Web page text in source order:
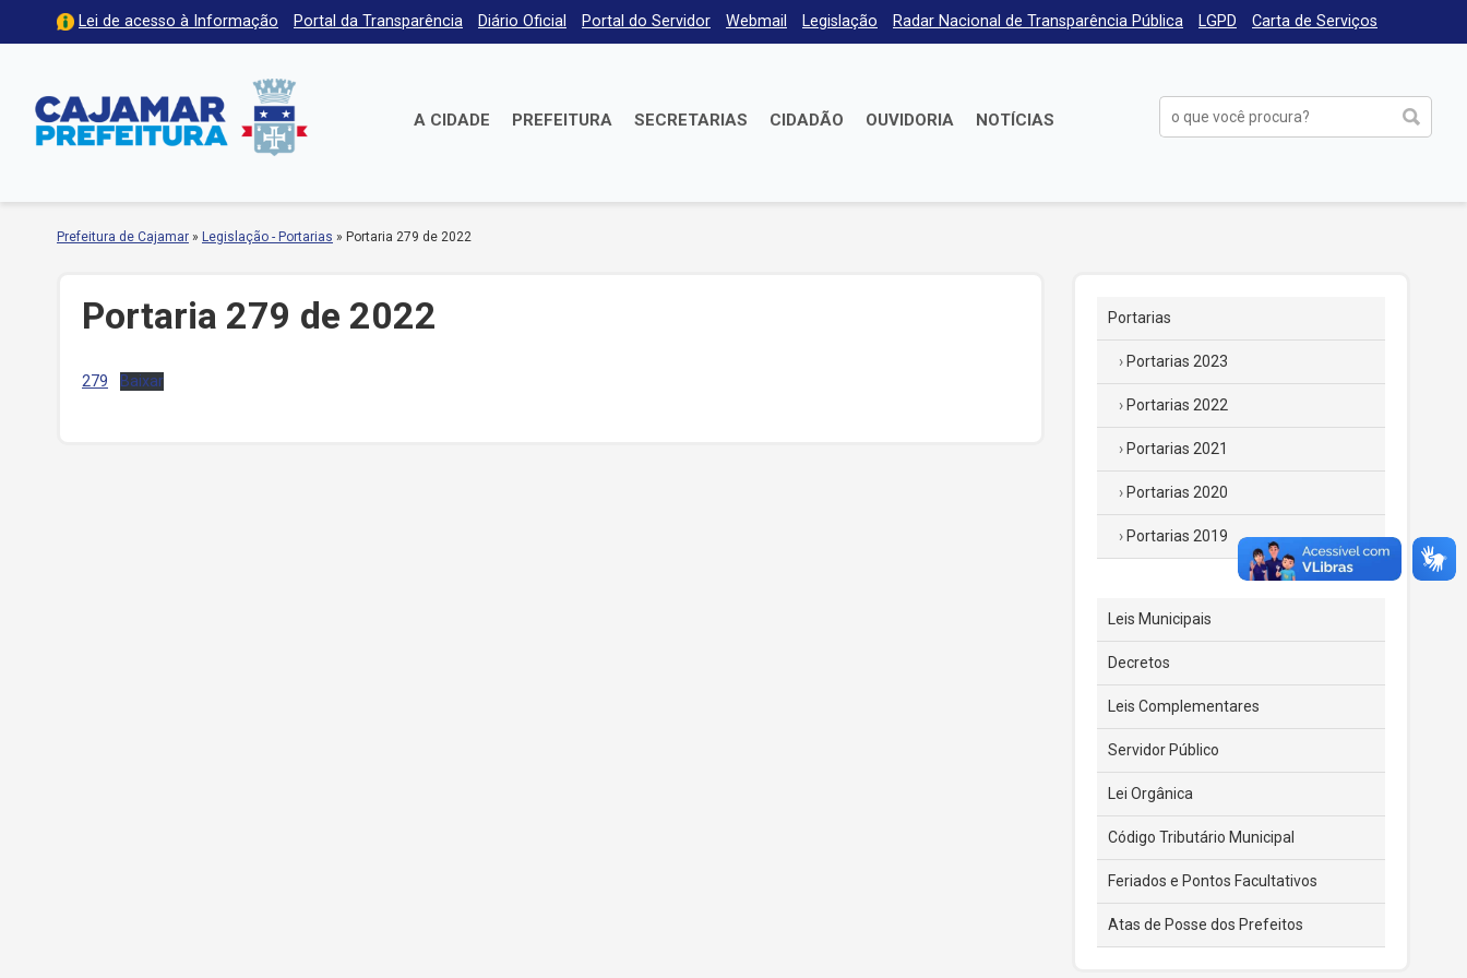
Lei de acesso à Informação Portal da Transparência Diário Oficial Portal do Servidor Webmail Legislação Radar Nacional de Transparência Pública LGPD Carta de Serviços
A CIDADE PREFEITURA SECRETARIAS CIDADÃO OUVIDORIA NOTÍCIAS
Prefeitura de Cajamar » Legislação - Portarias » Portaria 279 de 2022
Portaria 279 de 2022
279 Baixar
Portarias
Portarias 2023
Portarias 2022
Portarias 2021
Portarias 2020
Portarias 2019
Leis Municipais
Decretos
Leis Complementares
Servidor Público
Lei Orgânica
Código Tributário Municipal
Feriados e Pontos Facultativos
Atas de Posse dos Prefeitos